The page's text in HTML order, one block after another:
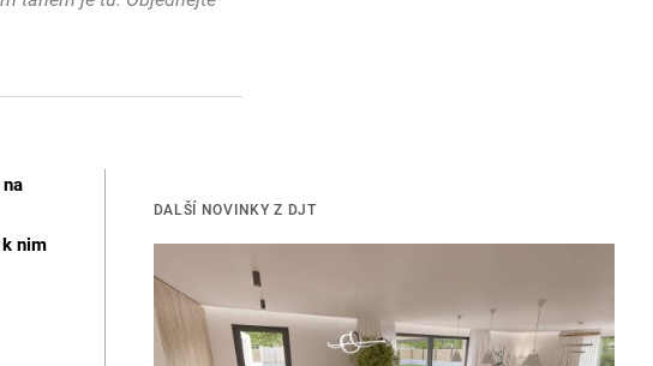
DALŠÍ NOVINKY Z DJT
nim